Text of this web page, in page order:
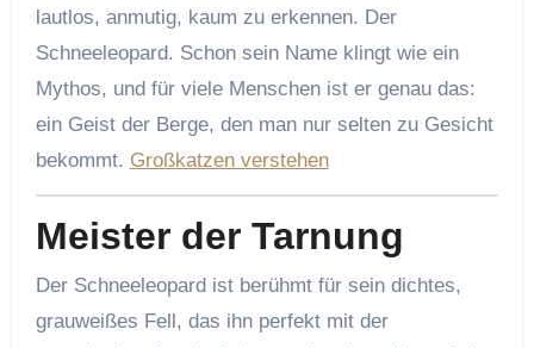
lautlos, anmutig, kaum zu erkennen. Der
Schneeleopard. Schon sein Name klingt wie ein
Mythos, und für viele Menschen ist er genau das:
ein Geist der Berge, den man nur selten zu Gesicht
bekommt. Großkatzen verstehen
Meister der Tarnung
Der Schneeleopard ist berühmt für sein dichtes,
grauweißes Fell, das ihn perfekt mit der